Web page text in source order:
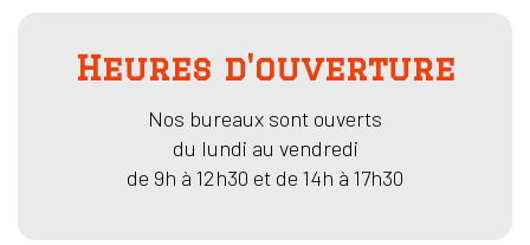
Heures d'ouverture
Nos bureaux sont ouverts
du lundi au vendredi
de 9h à 12h30 et de 14h à 17h30